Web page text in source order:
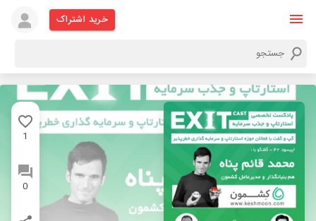
خرید اشتراک
1
0